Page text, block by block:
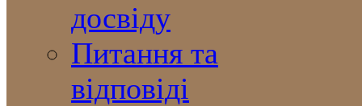
досвіду
Питання та
відповіді